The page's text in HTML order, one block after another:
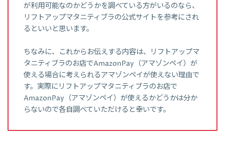
が利用可能なのかどうかを調べている方がいるのなら、
リフトアップマタニティブラの公式サイトを参考にされ
るといいと思います。
ちなみに、これからお伝えする内容は、リフトアップマ
タニティブラのお店でAmazonPay（アマゾンペイ）が
使える場合に考えられるアマゾンペイが使えない理由で
す。実際にリフトアップマタニティブラのお店で
AmazonPay（アマゾンペイ）が使えるかどうかは分か
らないので各自調べていただけると幸いです。